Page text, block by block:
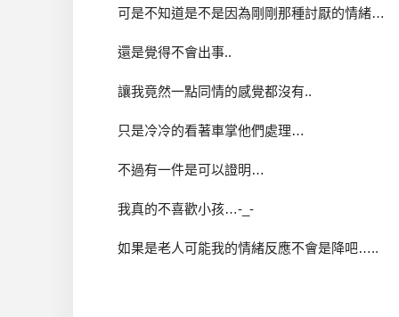
可是不知道是不是因為剛剛那種討厭的情緒…
還是覺得不會出事..
讓我竟然一點同情的感覺都沒有..
只是冷冷的看著車掌他們處理…
不過有一件是可以證明…
我真的不喜歡小孩…-_-
如果是老人可能我的情緒反應不會是降吧…..